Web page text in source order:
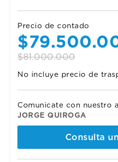
Precio de contado
$81.000.000
Original
price
was:
$
Current
price
is:
No incluye precio de
Comunicate con nuestro
JORGE QUIROGA
Consulta